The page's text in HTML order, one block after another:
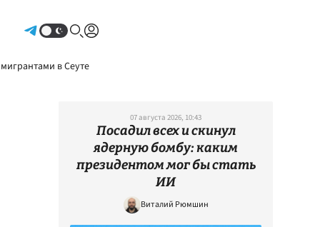
в Сеуте
07 августа 2026, 10:43
Посадил всех и скинул
ядерную бомбу: каким
президентом мог бы стать
ИИ
Виталий Рюмшин